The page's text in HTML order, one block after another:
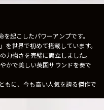
起こしたパワーアンプです。
を世界で初めて搭載しています。
力強さを完璧に両立しました。
かで美しい英国サウンドを奏で
もに、今も高い人気を誇る傑作で